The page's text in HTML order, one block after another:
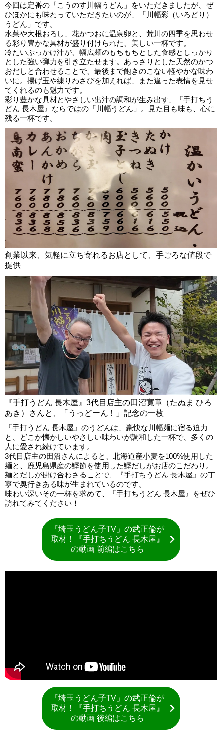
今回は定番の「こうのす川幅うどん」をいただきましたが、ぜ
ひほかにも味わっていただきたいのが、「川幅彩（いろどり）
うどん」です。
水菜や大根おろし、花かつおに温泉卵と、荒川の四季を思わせ
る彩り豊かな具材が盛り付けられた、美しい一杯です。
冷たいぶっかけ汁が、幅広麺のもちもちとした食感としっかり
とした強い弾力を引き立たせます。あっさりとした天然のかつ
おだしと合わせることで、最後まで飽きのこない軽やかな味わ
いに。揚げ玉や練りわさびを加えれば、また違った表情を見せ
てくれるのも魅力です。
彩り豊かな具材とやさしい出汁の調和が生み出す、『手打ちう
どん 長木屋』ならではの「川幅うどん」。見た目も味も、心に
残る一杯です。
創業以来、気軽に立ち寄れるお店として、手ごろな値段で
提供
『手打うどん 長木屋』3代目店主の田沼寛章（たぬま ひろ
あき）さんと、「うっどーん！」記念の一枚
『手打うどん 長木屋』のうどんは、豪快な川幅麺に宿る迫力
と、どこか懐かしいやさしい味わいが調和した一杯で、多くの
人に愛され続けています。
3代目店主の田沼さんによると、北海道産小麦を100%使用した
麺と、鹿児島県産の鰹節を使用した鰹だしがお店のこだわり。
麺とだしが掛け合わさることで、『手打ちうどん 長木屋』の丁
寧で奥行きある味が生まれているのです。
味わい深いその一杯を求めて、『手打ちうどん 長木屋』をぜひ
訪れてみてください！
「埼玉うどん子TV」の武正倫が
取材！『手打ちうどん 長木屋』
の動画 前編はこちら
「埼玉うどん子TV」の武正倫が
取材！『手打ちうどん 長木屋』
の動画 後編はこちら